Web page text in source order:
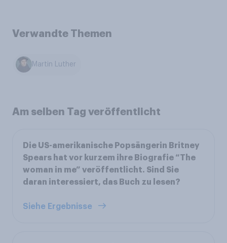
Verwandte Themen
Martin Luther
Am selben Tag veröffentlicht
Die US-amerikanische Popsängerin Britney
Spears hat vor kurzem ihre Biografie “The
woman in me” veröffentlicht. Sind Sie
daran interessiert, das Buch zu lesen?
Siehe Ergebnisse